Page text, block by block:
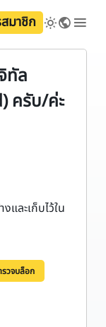
มาชิก
ทัล
ครับ/ค่ะ
ละเก็บไว้ใน
วจบล็อก